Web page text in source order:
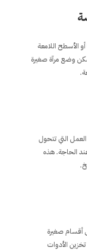
أو الأسطح اللامعة
وضع مرآة صغيرة
التي تتحول
الحاجة. هذه
أقسام صغيرة
الأدوات